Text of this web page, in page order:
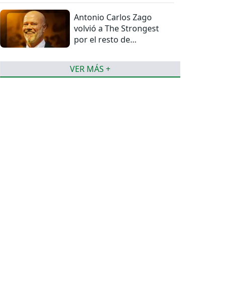
Antonio Carlos Zago
volvió a The Strongest
por el resto de
VER MÁS +